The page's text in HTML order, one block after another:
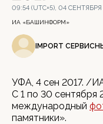
09:54 (UTC+5), 04 СЕНТЯБРЯ
ИА «БАШИНФОРМ»
IMPORT
УФА, 4 сен 2017. /
С 1 по 30 сентября
международный
памятники».